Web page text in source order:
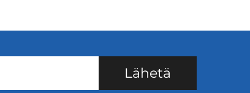
Lähetä